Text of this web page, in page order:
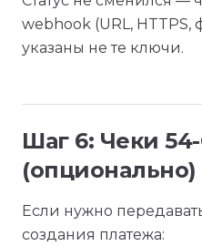
webhook (URL, HTTPS,
указаны не те ключи.
Шаг 6: Чеки
(опционально)
Если нужно
создания платежа: